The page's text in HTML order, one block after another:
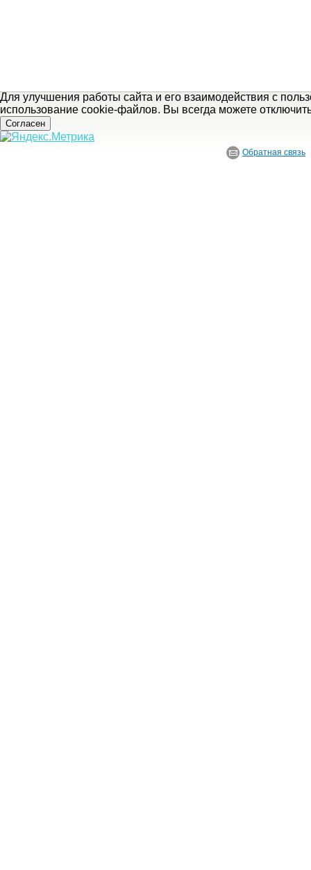
Для улучшения работы сайта и его взаимодействия с
использование cookie-файлов. Вы всегда можете
Согласен
Обратная связь